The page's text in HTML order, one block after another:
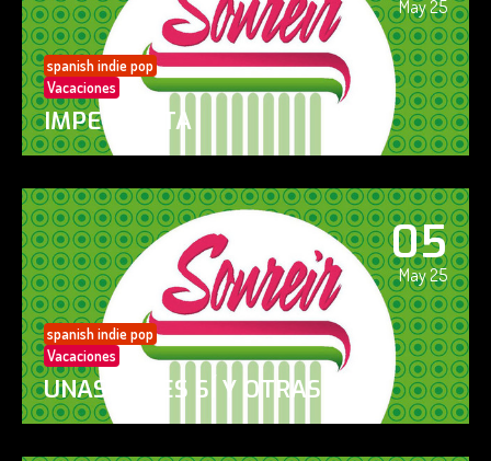
May 25
spanish indie pop
Vacaciones
IMPERFECTA
05
May 25
spanish indie pop
Vacaciones
UNAS VECES SÍ Y OTRAS NO